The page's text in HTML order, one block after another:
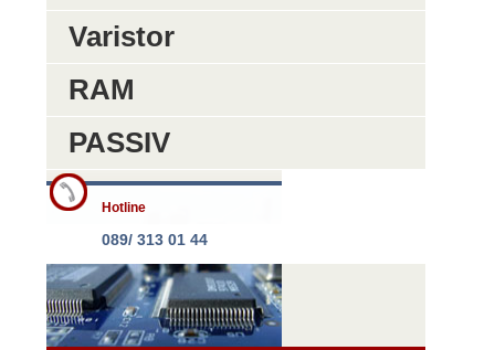
Varistor
RAM
PASSIV
Hotline
089/ 313 01 44